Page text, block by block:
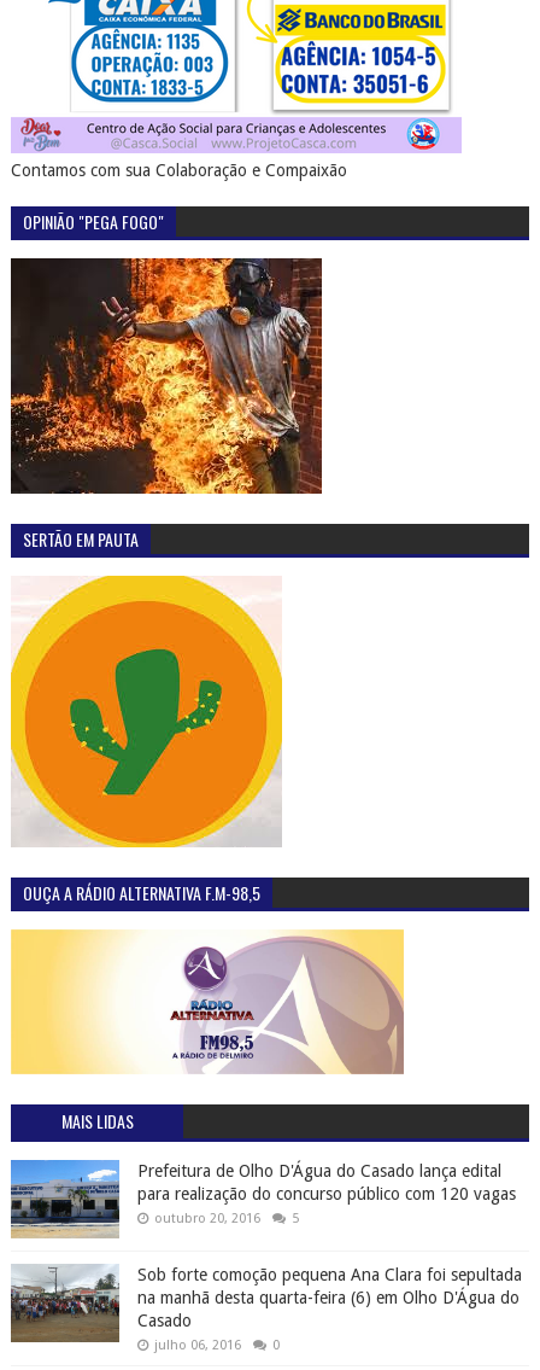
Contamos com sua Colaboração e Compaixão
OPINIÃO "PEGA FOGO"
SERTÃO EM PAUTA
OUÇA A RÁDIO ALTERNATIVA F.M-98,5
MAIS LIDAS
Prefeitura de Olho D'Água do Casado lança edital
para realização do concurso público com 120 vagas
outubro 20, 2016 5
Sob forte comoção pequena Ana Clara foi sepultada
na manhã desta quarta-feira (6) em Olho D'Água do
Casado
julho 06, 2016 0